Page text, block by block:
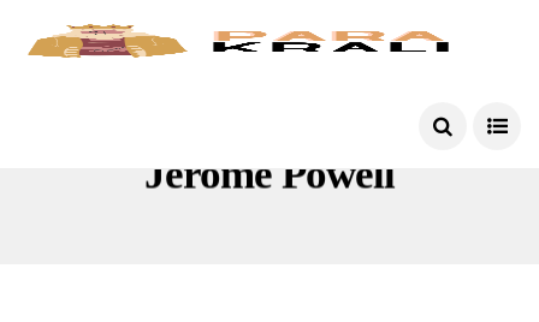
Jerome Powell